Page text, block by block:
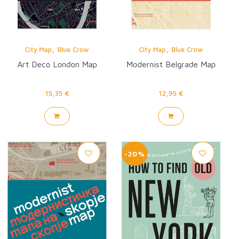
City Map Blue Crow
Art Deco London Map
15,35 €
City Map Blue Crow
Modernist Belgrade Map
12,95 €
-20%